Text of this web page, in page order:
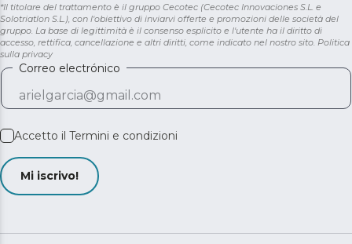
*Il titolare del trattamento è il gruppo Cecotec (Cecotec Innovaciones S.L. e
Solotriatlon S.L.), con l'obiettivo di inviarvi offerte e promozioni delle società del
gruppo. La base di legittimità è il consenso esplicito e l'utente ha il diritto di
accesso, rettifica, cancellazione e altri diritti, come indicato nel nostro sito. Politica
sulla privacy
Correo electrónico
Accetto il Termini e condizioni
Mi iscrivo!